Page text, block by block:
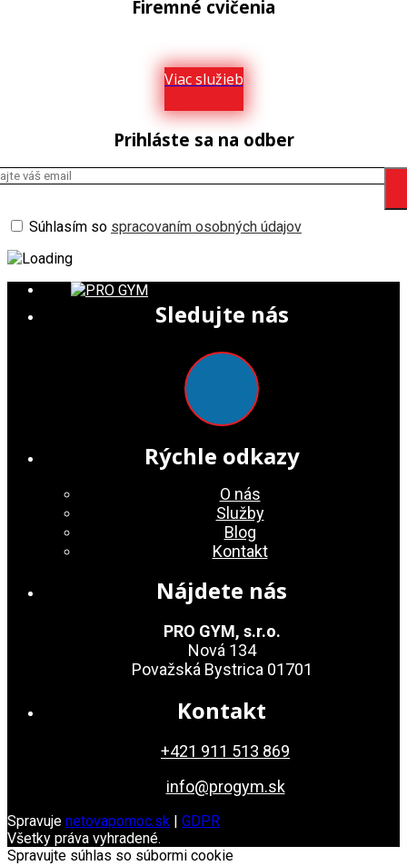
Firemné cvičenia
Viac služieb
Prihláste sa na odber
Súhlasím so spracovaním osobných údajov
Sledujte nás
Rýchle odkazy
O nás
Služby
Blog
Kontakt
Nájdete nás
PRO GYM, s.r.o.
Nová 134
Považská Bystrica 01701
Kontakt
+421 911 513 869
info@progym.sk
Spravuje netovapomoc.sk
GDPR
Všetky práva vyhradené.
Spravujte súhlas so súbormi cookie